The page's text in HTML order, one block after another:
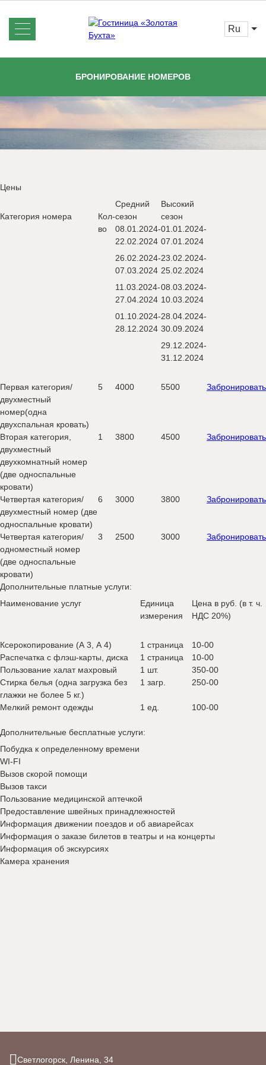
ru
Об отеле Новости
Правила
проживания
Цены
Бронирование
Спецпредложения
БРОНИРОВАНИЕ НОМЕРОВ
Цены
Категория номера
Кол-
во
Средний
сезон
Высокий
сезон
08.01.2024-
22.02.2024
26.02.2024-
07.03.2024
11.03.2024-
27.04.2024
01.10.2024-
28.12.2024
01.01.2024-
07.01.2024
23.02.2024-
25.02.2024
08.03.2024-
10.03.2024
28.04.2024-
30.09.2024
29.12.2024-
31.12.2024
Первая категория/
двухместный
номер(одна
двухспальная кровать)
5 4000 5500 Забронировать
Вторая категория,
двухместный
двухкомнатный номер
(две односпальные
кровати)
1 3800 4500 Забронировать
Четвертая категория/
двухместный номер (две
односпальные кровати)
6 3000 3800 Забронировать
Четвертая категория/
одноместный номер
(две односпальные
кровати)
3 2500 3000 Забронировать
Дополнительные платные услуги:
Наименование услуг
Единица
измерения
Цена в руб. (в т. ч.
НДС 20%)
Ксерокопирование (А 3, А 4) 1 страница
10-00
Распечатка с флэш-карты, диска
1 страница
10-00
Пользование халат махровый
1 шт.
350-00
Стирка белья (одна загрузка без
глажки не более 5 кг.)
1 загр. 250-00
Мелкий ремонт одежды 1 ед. 100-00
Дополнительные бесплатные услуги:
Побудка к определенному времени
WI-FI
Вызов скорой помощи
Вызов такси
Пользование медицинской аптечкой
Предоставление швейных принадлежностей
Информация движении поездов и об авиарейсах
Информация о заказе билетов в театры и на концерты
Информация об экскурсиях
Камера хранения
Светлогорск, Ленина, 34